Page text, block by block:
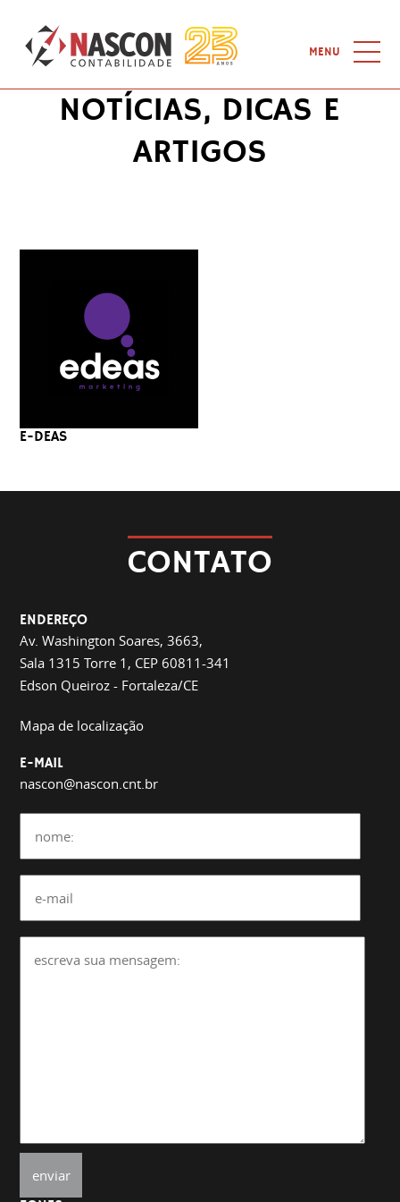
MENU
CONTATO
Home - Logos - E-deas
NOTÍCIAS, DICAS E
ARTIGOS
E-DEAS
CONTATO
ENDEREÇO
Av. Washington Soares, 3663,
Sala 1315 Torre 1, CEP 60811-341
Edson Queiroz - Fortaleza/CE
Mapa de localização
E-MAIL
nascon@nascon.cnt.br